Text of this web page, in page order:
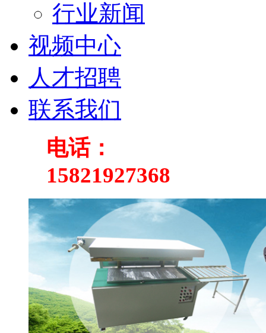
行业新闻
视频中心
人才招聘
联系我们
电话：
15821927368